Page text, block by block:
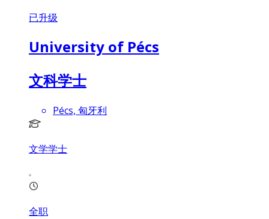
已升级
University of Pécs
文科学士
Pécs, 匈牙利
文学学士
全职